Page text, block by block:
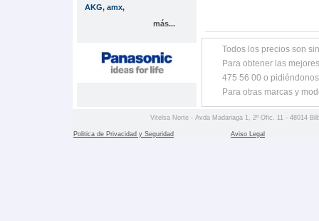
AKG, amx,
más...
Todos los precios son
Para obtener las
475 56 00 o
Para otras marcas y
Vitelsa Norte - Avda Madariaga 1, 2º Ofic. 11 - 48014
Politica de Privacidad y Seguridad Aviso Legal